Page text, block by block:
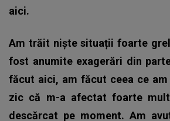
aici.
Am trăit niște situații foarte
fost anumite exagerări din
făcut aici, am făcut ceea ce
zic că m-a afectat foarte
descărcat pe moment. Am